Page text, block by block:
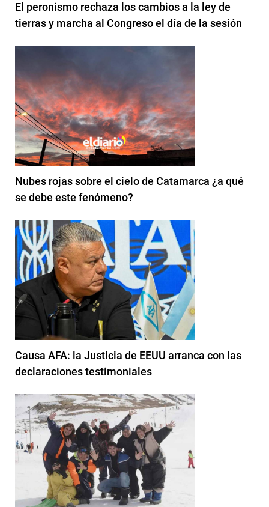
El peronismo rechaza los cambios a la ley de
tierras y marcha al Congreso el día de la sesión
Nubes rojas sobre el cielo de Catamarca ¿a qué
se debe este fenómeno?
Causa AFA: la Justicia de EEUU arranca con las
declaraciones testimoniales